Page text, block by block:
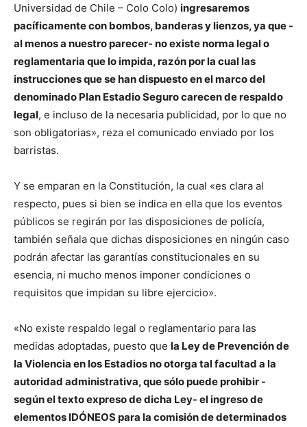
Universidad de Chile – Colo Colo) ingresaremos
pacíficamente con bombos, banderas y lienzos, ya que -
al menos a nuestro parecer- no existe norma legal o
reglamentaria que lo impida, razón por la cual las
instrucciones que se han dispuesto en el marco del
denominado Plan Estadio Seguro carecen de respaldo
legal, e incluso de la necesaria publicidad, por lo que no
son obligatorias», reza el comunicado enviado por los
barristas.
Y se emparan en la Constitución, la cual «es clara al
respecto, pues si bien se indica en ella que los eventos
públicos se regirán por las disposiciones de policía,
también señala que dichas disposiciones en ningún caso
podrán afectar las garantías constitucionales en su
esencia, ni mucho menos imponer condiciones o
requisitos que impidan su libre ejercicio».
«No existe respaldo legal o reglamentario para las
medidas adoptadas, puesto que la Ley de Prevención de
la Violencia en los Estadios no otorga tal facultad a la
autoridad administrativa, que sólo puede prohibir -
según el texto expreso de dicha Ley- el ingreso de
elementos IDÓNEOS para la comisión de determinados